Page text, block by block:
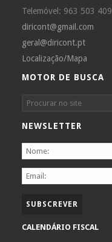
Telemóvel: 963 503 409
diricont@gmail.com
geral@diricont.pt
Localização/Mapa
MOTOR DE BUSCA
NEWSLETTER
CALENDÁRIO FISCAL